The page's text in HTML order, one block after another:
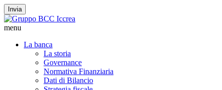
Invia
menu
La banca
La storia
Governance
Normativa Finanziaria
Dati di Bilancio